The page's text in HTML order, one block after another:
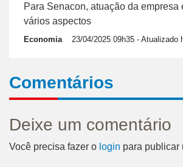
Para Senacon, atuação da empresa
vários aspectos
Economia 23/04/2025 09h35 - Atualizado
Comentários
Deixe um comentário
Você precisa fazer o login para publicar